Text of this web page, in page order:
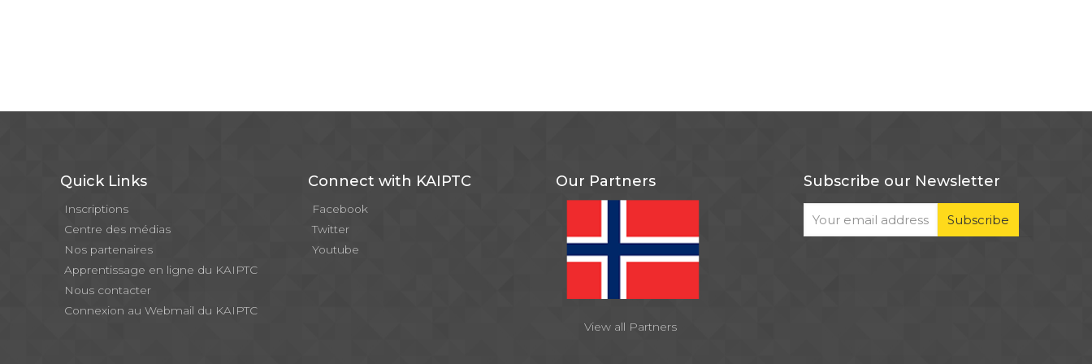
Quick Links
Inscriptions
Centre des médias
Nos partenaires
Apprentissage en ligne du KAIPTC
Nous contacter
Connexion au Webmail du KAIPTC
Connect with KAIPTC
Facebook
Twitter
Youtube
Our Partners
View all Partners
Subscribe our Newsletter